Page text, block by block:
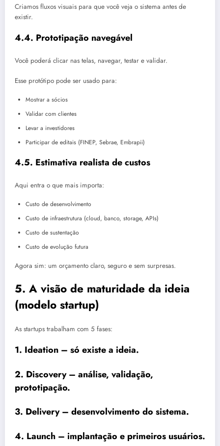
Criamos fluxos visuais para que você veja o sistema antes de
existir.
4.4. Prototipação navegável
Você poderá clicar nas telas, navegar, testar e validar.
Esse protótipo pode ser usado para:
Mostrar a sócios
Validar com clientes
Levar a investidores
Participar de editais (FINEP, Sebrae, Embrapii)
4.5. Estimativa realista de custos
Aqui entra o que mais importa:
Custo de desenvolvimento
Custo de infraestrutura (cloud, banco, storage, APIs)
Custo de sustentação
Custo de evolução futura
Agora sim: um orçamento claro, seguro e sem surpresas.
5. A visão de maturidade da ideia
(modelo startup)
As startups trabalham com 5 fases:
1. Ideation – só existe a ideia.
2. Discovery– análise, validação,
prototipação.
3. Delivery– desenvolvimento do sistema.
4. Launch – implantação e primeiros usuários.